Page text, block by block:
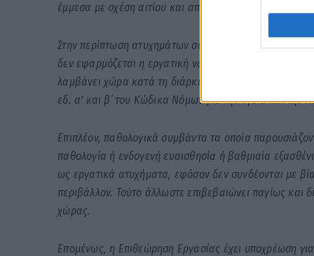
έμμεσα με σχέση αιτίου και αποτελέσματος.
Στην περίπτωση ατυχημάτων σε βάρος ένστολου
δεν εφαρμόζεται η εργατική νομοθεσία σχετικά με
λαμβάνει χώρα κατά τη διάρκεια δραστηριοτήτων με
εδ. α’ και β΄ του Κώδικα Νόμων για την Υγεία και την
Επιπλέον, παθολογικά συμβάντα τα οποία
παθολογία ή ενδογενή ευαισθησία ή βαθμιαία
ως εργατικά ατυχήματα, εφόσον δεν συνδέονται με
περιβάλλον. Τούτο άλλωστε επιβεβαιώνει παγίως και
χώρας.
Επομένως, η Επιθεώρηση Εργασίας έχει υποχρέωση